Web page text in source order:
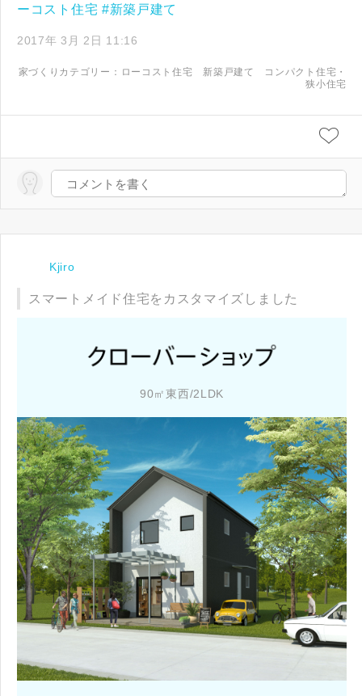
ーコスト住宅 #新築戸建て
2017年 3月 2日 11:16
家づくりカテゴリー： ローコスト住宅 新築戸建て
コンパクト住宅・
狭小住宅
Kjiro
スマートメイド住宅をカスタマイズしました
90㎡東西/2LDK